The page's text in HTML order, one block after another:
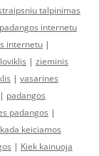
talpinimas
padangos internetu
internetu |
| zieminis
| vasarines
| padangos
padangos |
keiciamos
| Kiek kainuoja